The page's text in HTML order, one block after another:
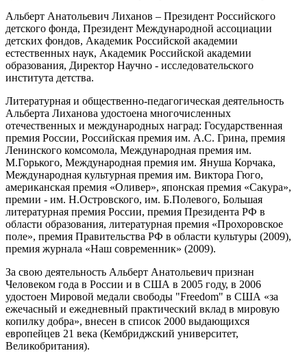
Альберт Анатольевич Лиханов – Президент Российского
детского фонда, Президент Международной ассоциации
детских фондов, Академик Российской академии
естественных наук, Академик Российской академии
образования, Директор Научно - исследовательского
института детства.
Литературная и общественно-педагогическая деятельность
Альберта Лиханова удостоена многочисленных
отечественных и международных наград: Государственная
премия России, Российская премия им. А.С. Грина, премия
Ленинского комсомола, Международная премия им.
М.Горького, Международная премия им. Януша Корчака,
Международная культурная премия им. Виктора Гюго,
американская премия «Оливер», японская премия «Сакура»,
премии - им. Н.Островского, им. Б.Полевого, Большая
литературная премия России, премия Президента РФ в
области образования, литературная премия «Прохоровское
поле», премия Правительства РФ в области культуры (2009),
премия журнала «Наш современник» (2009).
За свою деятельность Альберт Анатольевич признан
Человеком года в России и в США в 2005 году, в 2006
удостоен Мировой медали свободы "Freedom" в США «за
ежечасный и ежедневный практический вклад в мировую
копилку добра», внесен в список 2000 выдающихся
европейцев 21 века (Кембриджский университет,
Великобритания).